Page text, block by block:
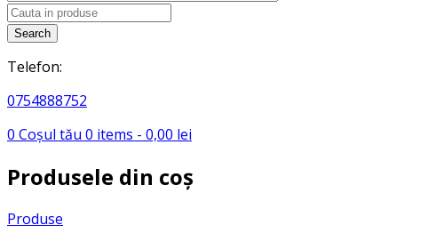
Products
search
Search
Telefon:
0754888752
0 Coșul tău 0 items - 0,00 lei
Produsele din coș
Produse